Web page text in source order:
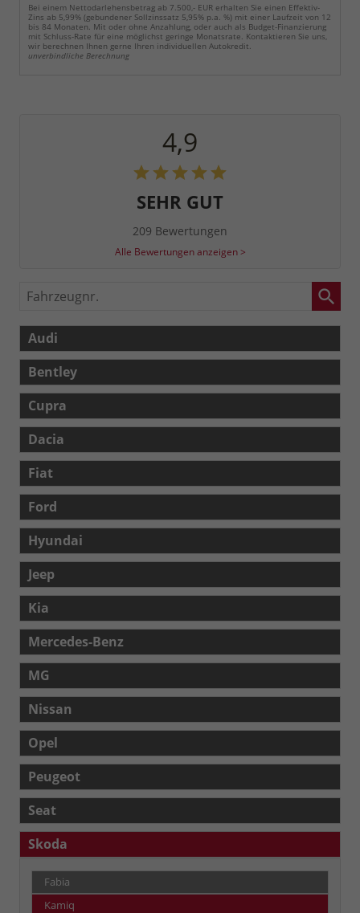
Bei einem Nettodarlehensbetrag ab 7.500,- EUR erhalten Sie einen Effektiv-
Zins ab 5,99% (gebundener Sollzinssatz 5,95% p.a. %) mit einer Laufzeit von 12
bis 84 Monaten. Mit oder ohne Anzahlung, oder auch als Budget-Finanzierung
mit Schluss-Rate für eine möglichst geringe Monatsrate. Kontaktieren Sie uns,
wir berechnen Ihnen gerne Ihren individuellen Autokredit.
unverbindliche Berechnung
4,9
SEHR GUT
209 Bewertungen
Alle Bewertungen anzeigen >
Fahrzeugnr.
Audi
Bentley
Cupra
Dacia
Fiat
Ford
Hyundai
Jeep
Kia
Mercedes-Benz
MG
Nissan
Opel
Peugeot
Seat
Skoda
Fabia
Kamiq